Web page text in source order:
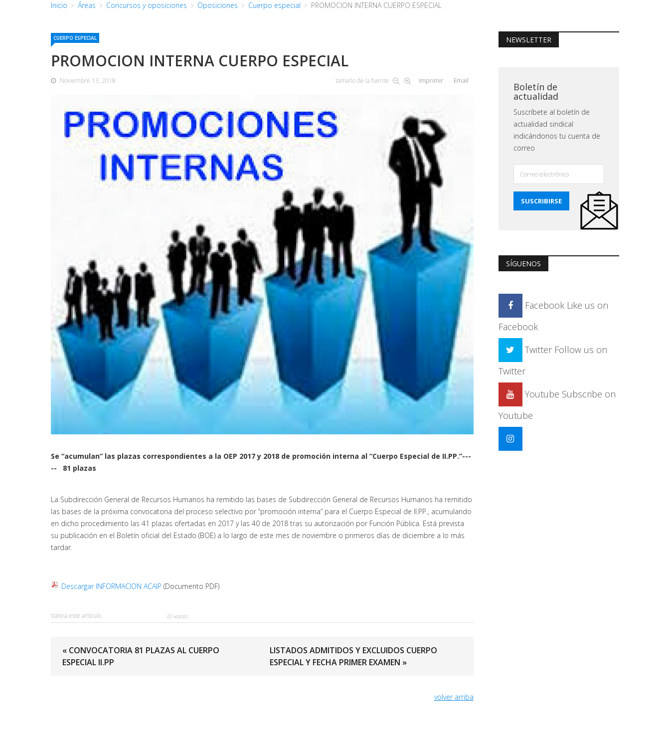
Inicio Áreas Concursos y oposiciones Oposiciones Cuerpo especial PROMOCION INTERNA CUERPO ESPECIAL
CUERPO ESPECIAL
PROMOCION INTERNA CUERPO ESPECIAL
Noviembre 13, 2018 tamaño de la fuente Imprimir Email
Se “acumulan” las plazas correspondientes a la OEP 2017 y 2018 de promoción interna al “Cuerpo Especial de II.PP.”---
-- 81 plazas
La Subdirección General de Recursos Humanos ha remitido las bases de Subdirección General de Recursos Humanos ha remitido
las bases de la próxima convocatoria del proceso selectivo por “promoción interna” para el Cuerpo Especial de II.PP., acumulando
en dicho procedimiento las 41 plazas ofertadas en 2017 y las 40 de 2018 tras su autorización por Función Pública. Está prevista
su publicación en el Boletín oficial del Estado (BOE) a lo largo de este mes de noviembre o primeros días de diciembre a lo más
tardar.
Descargar INFORMACION ACAIP (Documento PDF)
Valora este artículo (0 votos)
« CONVOCATORIA 81 PLAZAS AL CUERPO
ESPECIAL II.PP
LISTADOS ADMITIDOS Y EXCLUIDOS CUERPO
ESPECIAL Y FECHA PRIMER EXAMEN »
volver arriba
NEWSLETTER
Boletín de
actualidad
Suscríbete al boletín de
actualidad sindical
indicándonos tu cuenta de
correo
SÍGUENOS
Facebook Like us on
Facebook
Twitter Follow us on
Twitter
Youtube Subscribe on
Youtube